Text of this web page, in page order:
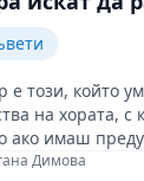
е този, който
на хората, с
ако имаш
Димова